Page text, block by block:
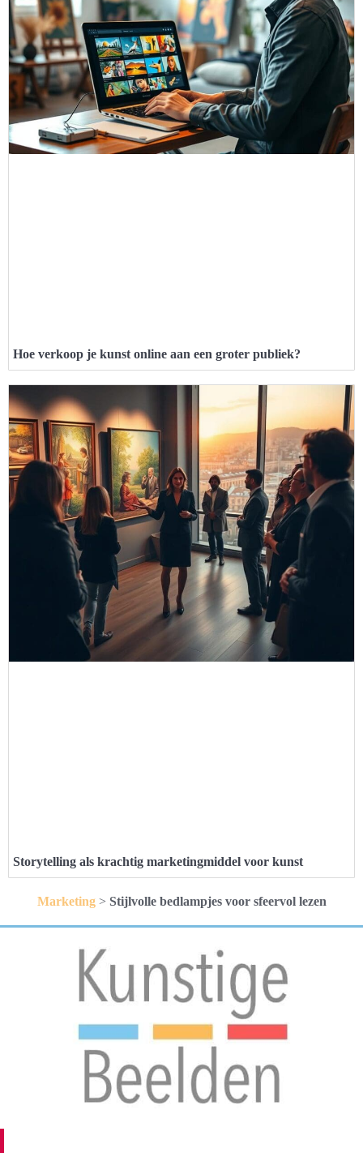
Hoe verkoop je kunst online aan een groter publiek?
Storytelling als krachtig marketingmiddel voor kunst
Marketing> Stijlvolle bedlampjes voor sfeervol lezen